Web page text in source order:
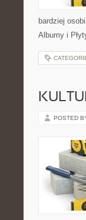
bardziej
Albumy i
POSTED